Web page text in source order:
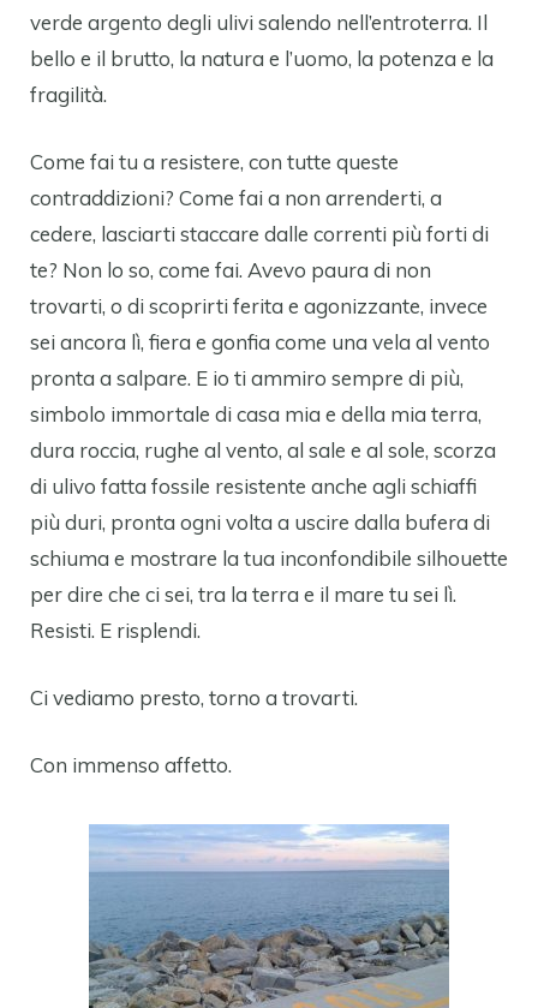
verde argento degli ulivi salendo nell’entroterra. Il
bello e il brutto, la natura e l’uomo, la potenza e la
fragilità.
Come fai tu a resistere, con tutte queste
contraddizioni? Come fai a non arrenderti, a
cedere, lasciarti staccare dalle correnti più forti di
te? Non lo so, come fai. Avevo paura di non
trovarti, o di scoprirti ferita e agonizzante, invece
sei ancora lì, fiera e gonfia come una vela al vento
pronta a salpare. E io ti ammiro sempre di più,
simbolo immortale di casa mia e della mia terra,
dura roccia, rughe al vento, al sale e al sole, scorza
di ulivo fatta fossile resistente anche agli schiaffi
più duri, pronta ogni volta a uscire dalla bufera di
schiuma e mostrare la tua inconfondibile silhouette
per dire che ci sei, tra la terra e il mare tu sei lì.
Resisti. E risplendi.
Ci vediamo presto, torno a trovarti.
Con immenso affetto.